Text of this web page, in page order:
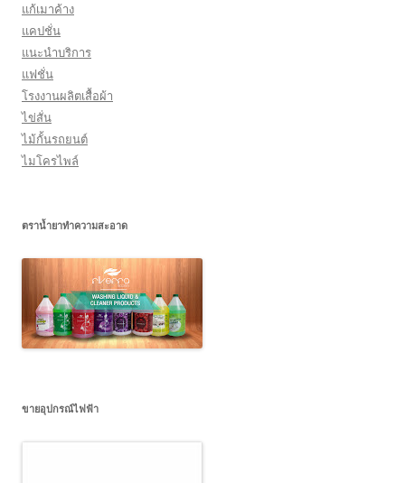
แก้เมาค้าง
แคปชั่น
แนะนำบริการ
แฟชั่น
โรงงานผลิตเสื้อผ้า
ไข่สั่น
ไม้กั้นรถยนต์
ไมโครไพล์
ตราน้ำยาทำความสะอาด
ขายอุปกรณ์ไฟฟ้า